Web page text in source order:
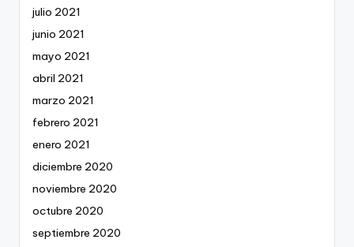
julio 2021
junio 2021
mayo 2021
abril 2021
marzo 2021
febrero 2021
enero 2021
diciembre 2020
noviembre 2020
octubre 2020
septiembre 2020